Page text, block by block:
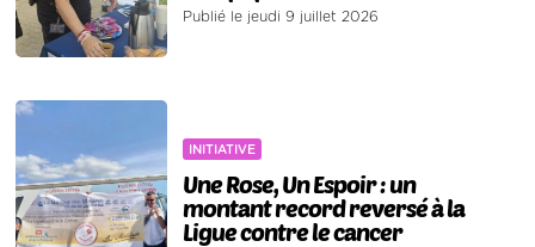
Publié le jeudi 9 juillet 2026
INITIATIVE
Une Rose, Un Espoir : un
montant record reversé à la
Ligue contre le cancer